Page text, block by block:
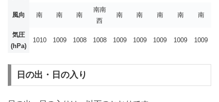
風向 南 南 南
南南
西
南 南 南 南 南
気圧
(hPa)
1010 1009 1008 1008 1009 1009 1009 1009 1009
日の出・日の入り